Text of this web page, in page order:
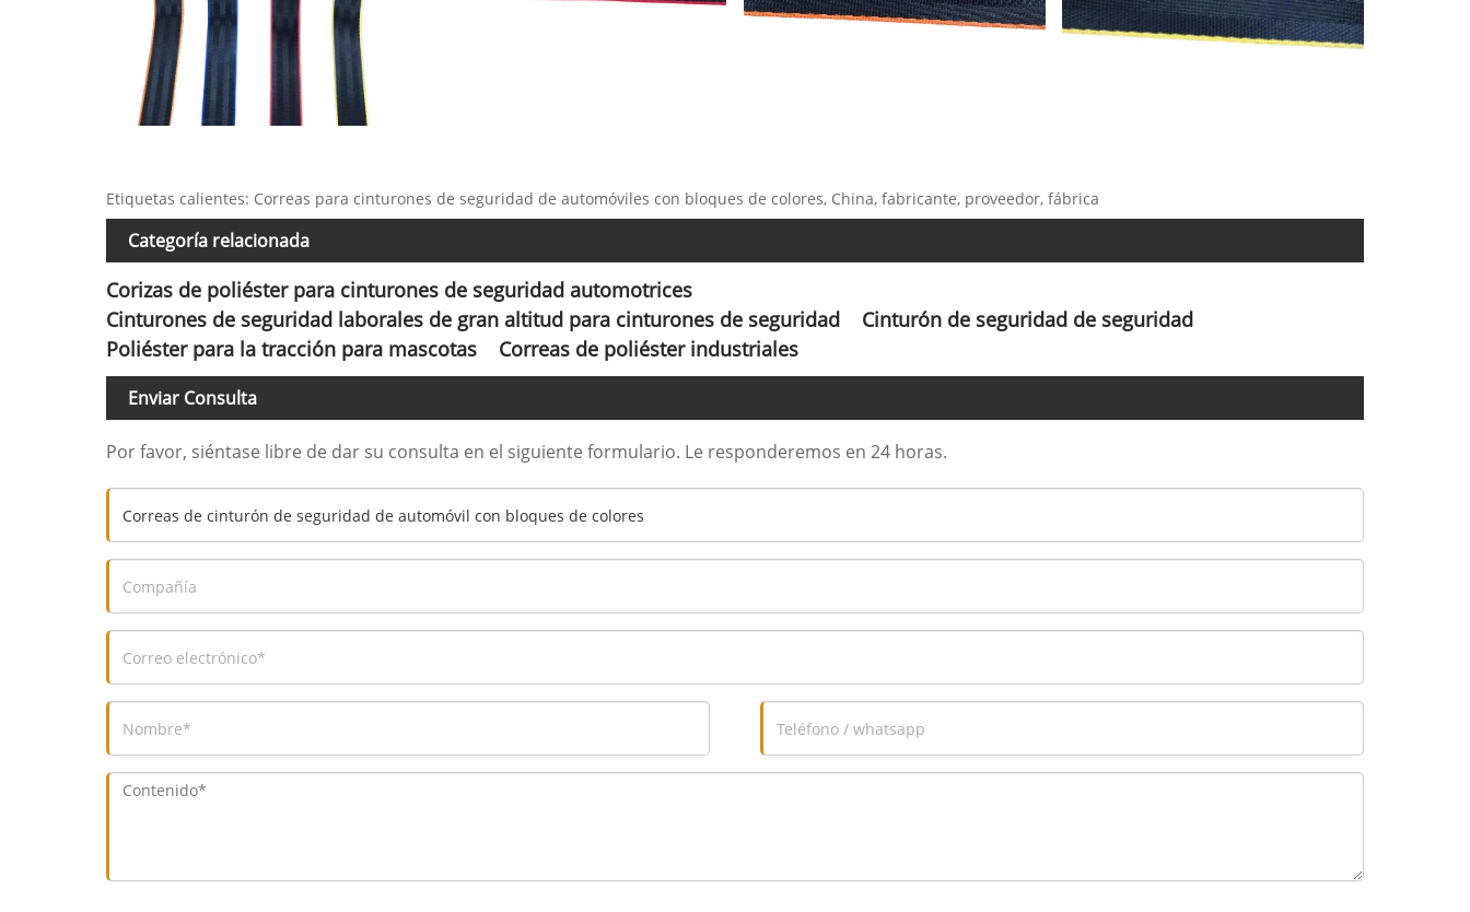
Etiquetas calientes: Correas para cinturones de seguridad de automóviles con bloques de colores, China, fabricante, proveedor, fábrica
Categoría relacionada
Corizas de poliéster para cinturones de seguridad automotrices
Cinturones de seguridad laborales de gran altitud para cinturones de seguridad
Cinturón de seguridad de seguridad
Poliéster para la tracción para mascotas
Correas de poliéster industriales
Enviar Consulta
Por favor, siéntase libre de dar su consulta en el siguiente formulario. Le responderemos en 24 horas.